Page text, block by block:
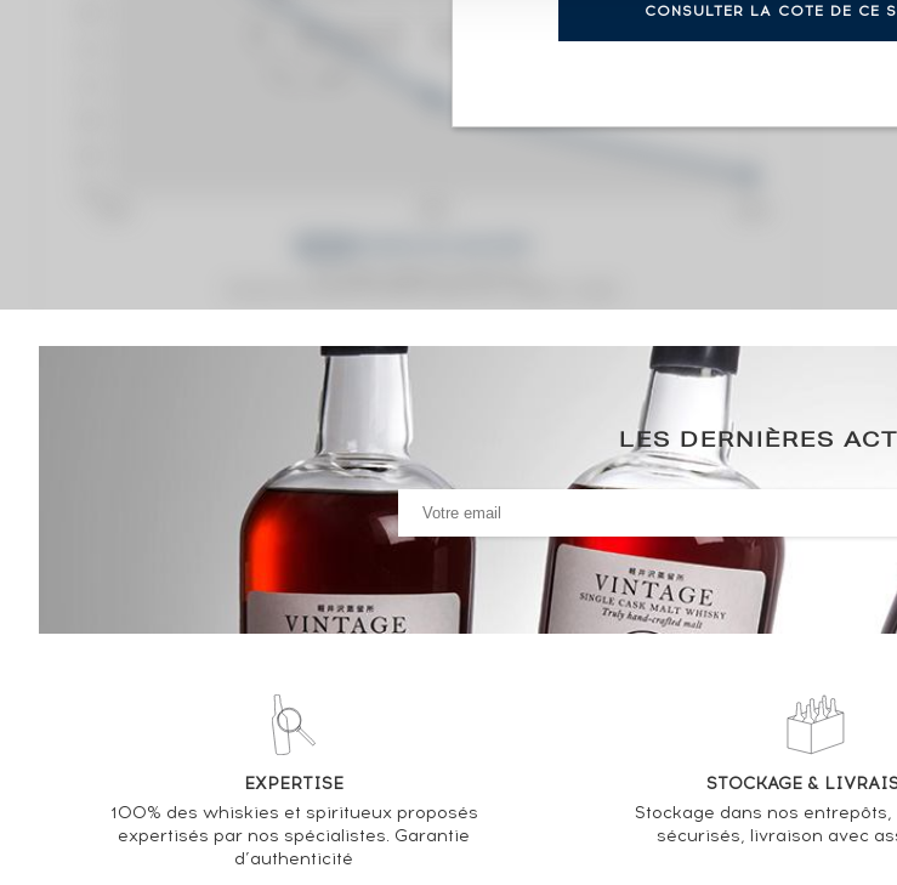
CONSULTER LA COTE DE CE
Analyse & Performance du spiritueux
La Favorite 2000 Of. La Réserve du Château
VARIATION DE LA COTE
LES DERNIÈRES
EXPERTISE
100% des whiskies et spiritueux proposés
expertisés par nos spécialistes. Garantie
d’authenticité
STOCKAGE &
Stockage dans nos entrepôts,
sécurisés, livraison avec